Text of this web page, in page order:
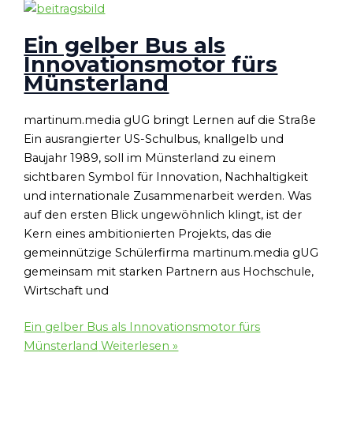
Ein gelber Bus als
Innovationsmotor fürs
Münsterland
martinum.media gUG bringt Lernen auf die Straße
Ein ausrangierter US-Schulbus, knallgelb und
Baujahr 1989, soll im Münsterland zu einem
sichtbaren Symbol für Innovation, Nachhaltigkeit
und internationale Zusammenarbeit werden. Was
auf den ersten Blick ungewöhnlich klingt, ist der
Kern eines ambitionierten Projekts, das die
gemeinnützige Schülerfirma martinum.media gUG
gemeinsam mit starken Partnern aus Hochschule,
Wirtschaft und
Ein gelber Bus als Innovationsmotor fürs
Münsterland Weiterlesen »